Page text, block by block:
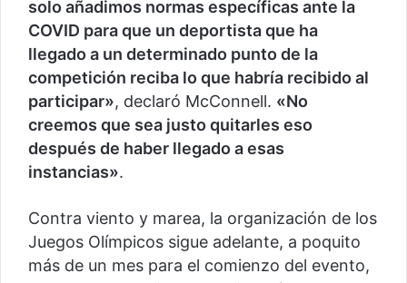
solo añadimos normas específicas ante la
COVID para que un deportista que ha
llegado a un determinado punto de la
competición reciba lo que habría recibido al
participar», declaró McConnell. «No
creemos que sea justo quitarles eso
después de haber llegado a esas
instancias».
Contra viento y marea, la organización de los
Juegos Olímpicos sigue adelante, a poquito
más de un mes para el comienzo del evento,